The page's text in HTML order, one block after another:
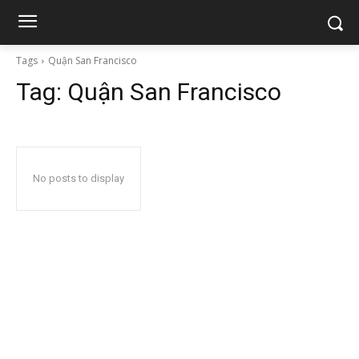
Tags Quận San Francisco
Tag: Quận San Francisco
No posts to display